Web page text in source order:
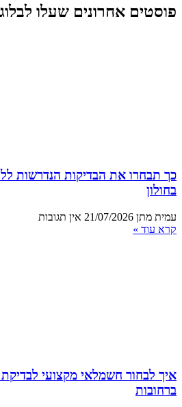
פוסטים אחרונים שעלו לבלוג
כך תבחרו את הבדיקות הנדרשות
בחולון
עמית מתן 21/07/2026 אין תגובות
קרא עוד »
איך לבחור חשמלאי מקצועי
ברחובות